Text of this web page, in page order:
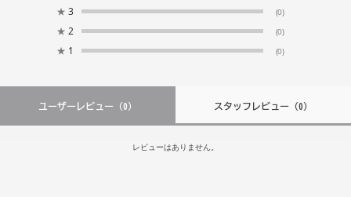
★ 3 (0)
★ 2 (0)
★ 1 (0)
ユーザーレビュー （0） スタッフレビュー（0）
レビューはありません。